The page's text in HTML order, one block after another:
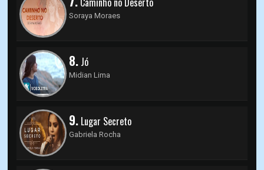
Soraya Moraes
8. Jó
Midian Lima
9. Lugar Secreto
Gabriela Rocha